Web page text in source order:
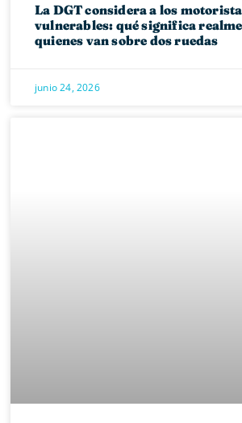
La DGT considera a los
vulnerables: qué significa
quienes van sobre dos ruedas
junio 24, 2026